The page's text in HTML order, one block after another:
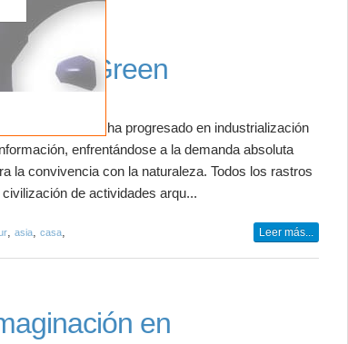
Casa E+Green
civilización, ha progresado en industrialización
enfrentándose a la demanda absoluta
la convivencia con la naturaleza. Todos los rastros
civilización de actividades arqu...
, asia, casa, Leer más...
en